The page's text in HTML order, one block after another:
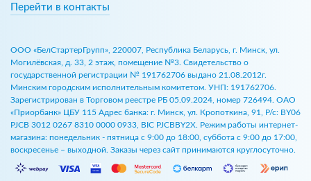
Перейти в контакты
ООО «БелСтартерГрупп», 220007, Республика Беларусь, г. Минск, ул.
Могилёвская, д. 33, 2 этаж, помещение №3. Свидетельство о
государственной регистрации № 191762706 выдано 21.08.2012г.
Минским городским исполнительным комитетом. УНП: 191762706.
Зарегистрирован в Торговом реестре РБ 05.09.2024, номер 726494. ОАО
«Приорбанк» ЦБУ 115 Адрес банка: г. Минск, ул. Кропоткина, 91, Р/с: BY06
PJCB 3012 0267 8310 0000 0933, BIC PJCBBY2X. Режим работы интернет-
магазина: понедельник - пятница с 9:00 до 18:00, суббота с 9:00 до 17:00,
воскресенье – выходной. Заказы через сайт принимаются круглосуточно.